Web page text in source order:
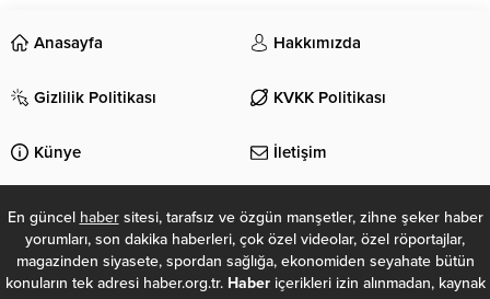
bulunduğum 154’ler tartışması var.
İçinde yetiştiğim camiayı üzmek,
bir sınırı var. Sözlerimin
insanlar değil, eline dava
arkadaşlarının kanı bulaşmış
alçaklardır. Beni sakın ha sakın ve
hangi sebeple...
müzakere sürecinin başlamasını
mümkün görmediklerini belirtti.
Anasayfa Hakkımızda
Gizlilik Politikası KVKK Politikası
Künye İletişim
En güncel habersitesi, tarafsız ve özgün manşetler, zihne şeker haber
yorumları, son dakika haberleri, çok özel videolar, özel röportajlar,
magazinden siyasete, spordan sağlığa, ekonomiden seyahate bütün
konuların tek adresi haber.org.tr. Haberiçerikleri izin alınmadan, kaynak